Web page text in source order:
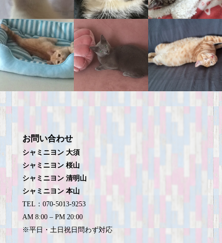
お問い合わせ
シャミニヨン 大須
シャミニヨン 桜山
シャミニヨン 清明山
シャミニヨン 本山
TEL：070-5013-9253
AM 8:00 – PM 20:00
※平日・土日祝日問わず対応